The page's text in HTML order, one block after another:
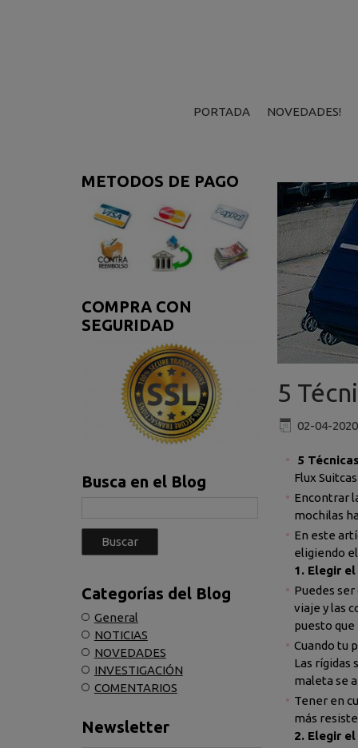
PORTADA NOVEDADES!
METODOS DE PAGO
COMPRA CON
SEGURIDAD
Busca en el Blog
Categorías del Blog
General
NOTICIAS
NOVEDADES
INVESTIGACIÓN
COMENTARIOS
Newsletter
5
02-04-2020
5
Flux
Encontrar
mochilas
En este
eligiendo
1. Elegir
Puedes
viaje y las
puesto
Cuando tu
Las rígidas
maleta se
Tener en
más
2. Elegir